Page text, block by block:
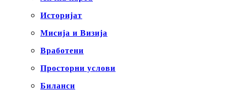
Историјат
Мисија и Визија
Вработени
Просторни услови
Биланси